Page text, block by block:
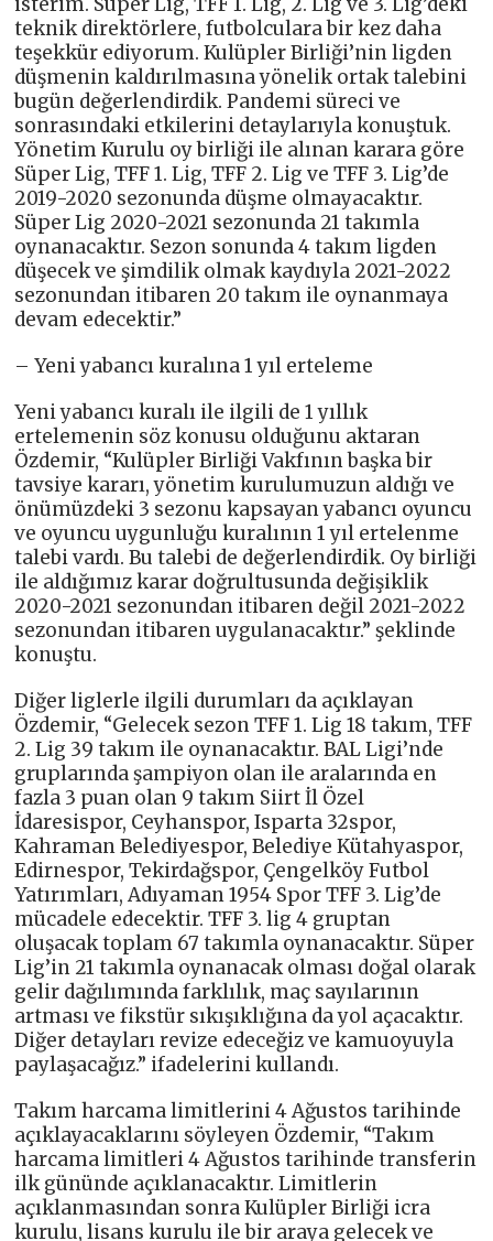
teknik direktörlere, futbolculara bir kez daha
teşekkür ediyorum. Kulüpler Birliği’nin ligden
düşmenin kaldırılmasına yönelik ortak talebini
bugün değerlendirdik. Pandemi süreci ve
sonrasındaki etkilerini detaylarıyla konuştuk.
Yönetim Kurulu oy birliği ile alınan karara göre
Süper Lig, TFF 1. Lig, TFF 2. Lig ve TFF 3. Lig’de
2019-2020 sezonunda düşme olmayacaktır.
Süper Lig 2020-2021 sezonunda 21 takımla
oynanacaktır. Sezon sonunda 4 takım ligden
düşecek ve şimdilik olmak kaydıyla 2021-2022
sezonundan itibaren 20 takım ile oynanmaya
devam edecektir.”
– Yeni yabancı kuralına 1 yıl erteleme
Yeni yabancı kuralı ile ilgili de 1 yıllık
ertelemenin söz konusu olduğunu aktaran
Özdemir, “Kulüpler Birliği Vakfının başka bir
tavsiye kararı, yönetim kurulumuzun aldığı ve
önümüzdeki 3 sezonu kapsayan yabancı oyuncu
ve oyuncu uygunluğu kuralının 1 yıl ertelenme
talebi vardı. Bu talebi de değerlendirdik. Oy birliği
ile aldığımız karar doğrultusunda değişiklik
2020-2021 sezonundan itibaren değil 2021-2022
sezonundan itibaren uygulanacaktır.” şeklinde
konuştu.
Diğer liglerle ilgili durumları da açıklayan
Özdemir, “Gelecek sezon TFF 1. Lig 18 takım, TFF
2. Lig 39 takım ile oynanacaktır. BAL Ligi’nde
gruplarında şampiyon olan ile aralarında en
fazla 3 puan olan 9 takım Siirt İl Özel
İdaresispor, Ceyhanspor, Isparta 32spor,
Kahraman Belediyespor, Belediye Kütahyaspor,
Edirnespor, Tekirdağspor, Çengelköy Futbol
Yatırımları, Adıyaman 1954 Spor TFF 3. Lig’de
mücadele edecektir. TFF 3. lig 4 gruptan
oluşacak toplam 67 takımla oynanacaktır. Süper
Lig’in 21 takımla oynanacak olması doğal olarak
gelir dağılımında farklılık, maç sayılarının
artması ve fikstür sıkışıklığına da yol açacaktır.
Diğer detayları revize edeceğiz ve kamuoyuyla
paylaşacağız.” ifadelerini kullandı.
Takım harcama limitlerini 4 Ağustos tarihinde
açıklayacaklarını söyleyen Özdemir, “Takım
harcama limitleri 4 Ağustos tarihinde transferin
ilk gününde açıklanacaktır. Limitlerin
açıklanmasından sonra Kulüpler Birliği icra
kurulu, lisans kurulu ile bir araya gelecek ve